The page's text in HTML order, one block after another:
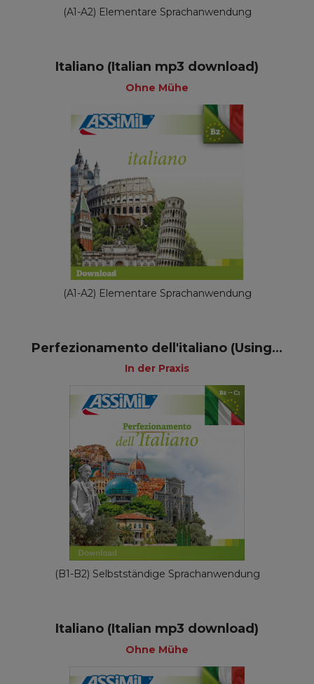
(A1-A2) Elementare Sprachanwendung
Italiano (Italian mp3 download)
Ohne Mühe
(A1-A2) Elementare Sprachanwendung
Perfezionamento dell'italiano (Using...
In der Praxis
(B1-B2) Selbstständige Sprachanwendung
Italiano (Italian mp3 download)
Ohne Mühe